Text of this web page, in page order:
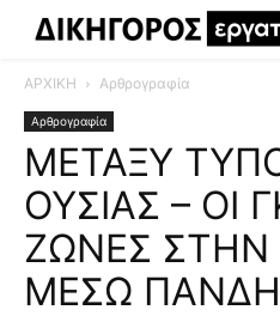
ΑΡΧΙΚΗ Αρθρογραφία
Αρθρογραφία
ΜΕΤΑΞΥ
ΟΥΣΙΑΣ – ΟΙ
ΖΩΝΕΣ ΣΤΗΝ
ΜΕΣΩ